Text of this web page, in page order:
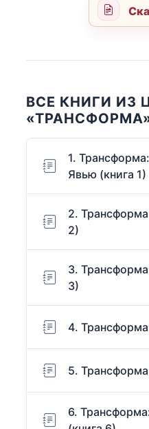
ВСЕ КНИГИ ИЗ
1.
Явью (книга 1)
2.
2)
3.
3)
4.
5.
6.